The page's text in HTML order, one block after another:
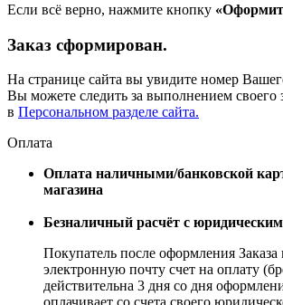
Если всё верно, нажмите кнопку
Заказ сформирован.
На странице сайта вы увидите номер
Вы можете следить за выполнением своего
в Персональном разделе сайта.
Оплата
Оплата наличными/банковской
магазина
Безналичный расчёт с
Покупатель после оформления Заказа
электронную почту счет на оплату
действительна 3 дня со дня